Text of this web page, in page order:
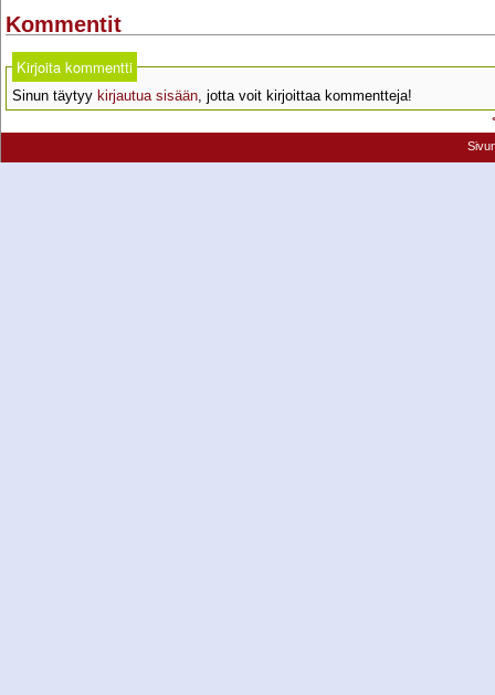
Kommentit
Kirjoita kommentti
Sinun täytyy kirjautua sisään , jotta voit kirjoittaa kommentteja!